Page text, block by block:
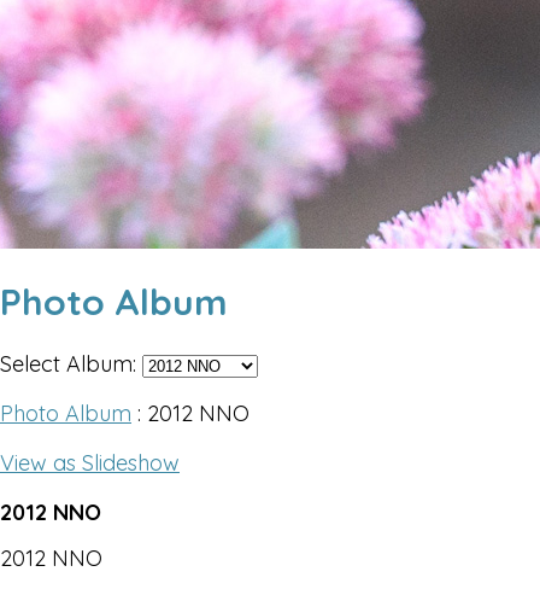
Photo Album
Select Album:
Photo Album : 2012 NNO
View as Slideshow
2012 NNO
2012 NNO